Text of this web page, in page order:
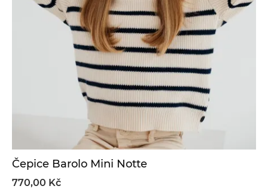
Čepice Barolo Mini Notte
770,00 Kč